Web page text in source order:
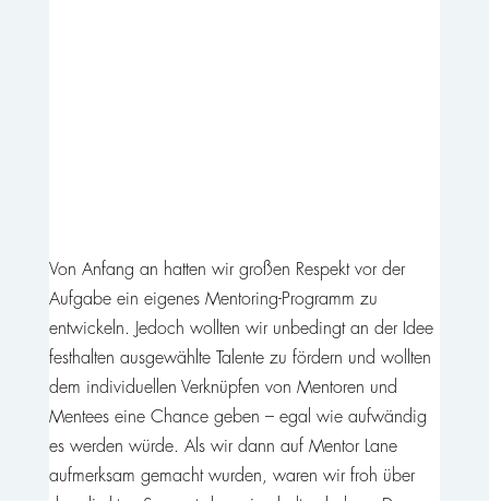
Von Anfang an hatten wir großen Respekt vor der
Aufgabe ein eigenes Mentoring-Programm zu
entwickeln. Jedoch wollten wir unbedingt an der Idee
festhalten ausgewählte Talente zu fördern und wollten
dem individuellen Verknüpfen von Mentoren und
Mentees eine Chance geben – egal wie aufwändig
es werden würde. Als wir dann auf Mentor Lane
aufmerksam gemacht wurden, waren wir froh über